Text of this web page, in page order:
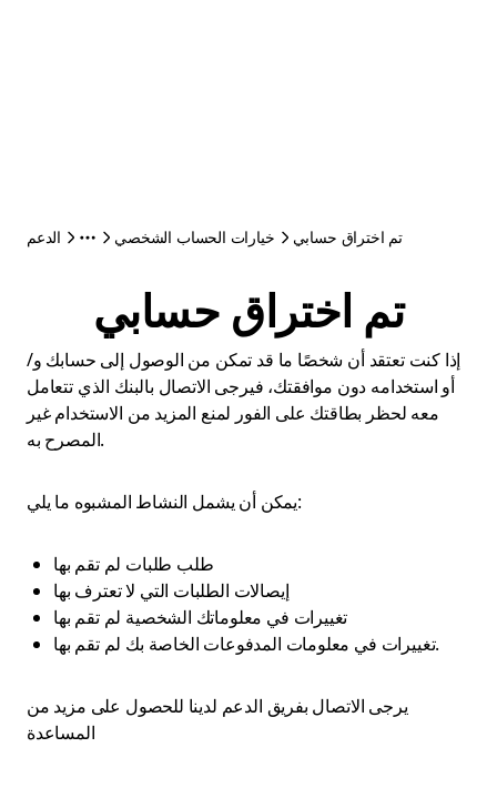
الدعم خيارات الحساب الشخصي تم اختراق حسابي
تم اختراق حسابي
إذا كنت تعتقد أن شخصًا ما قد تمكن من الوصول إلى حسابك و/
أو استخدامه دون موافقتك، فيرجى الاتصال بالبنك الذي تتعامل
معه لحظر بطاقتك على الفور لمنع المزيد من الاستخدام غير
المصرح به.
يمكن أن يشمل النشاط المشبوه ما يلي:
طلب طلبات لم تقم بها
إيصالات الطلبات التي لا تعترف بها
تغييرات في معلوماتك الشخصية لم تقم بها
تغييرات في معلومات المدفوعات الخاصة بك لم تقم بها.
يرجى الاتصال بفريق الدعم لدينا للحصول على مزيد من
المساعدة